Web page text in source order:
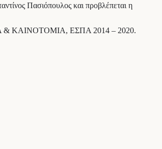
Πασιόπουλος και προβλέπεται η
& ΚΑΙΝΟΤΟΜΙΑ, ΕΣΠΑ 2014 – 2020.